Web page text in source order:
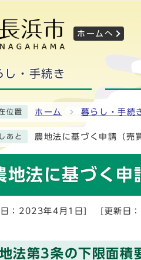
ホームへ
し・手続き
位置 ホーム 暮らし・手続
あと 農地法に基づく申請（売
地法に基づく申
日：2023年4月1日] [更新日
法第3条の下限面積